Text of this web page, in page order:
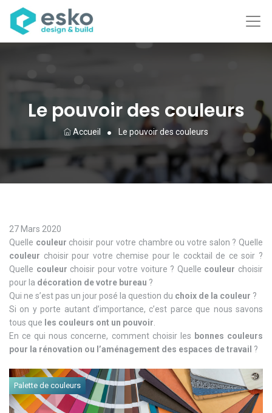
Le pouvoir des couleurs
Accueil Le pouvoir des couleurs
27 Mars 2020
Quelle couleur choisir pour votre chambre ou votre salon ? Quelle
couleur choisir pour votre chemise pour le cocktail de ce soir ?
Quelle couleur choisir pour votre voiture ? Quelle couleur choisir
pour la décoration de votre bureau ?
Qui ne s’est pas un jour posé la question du choix de la couleur ?
Si on y porte autant d’importance, c’est parce que nous savons
tous que les couleurs ont un pouvoir
En ce qui nous concerne, comment choisir les bonnes couleurs
pour la rénovation ou l’aménagement des espaces de travail ?
Palette de couleurs